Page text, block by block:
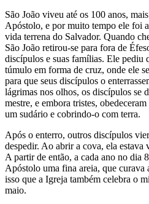
São João viveu até os 100 anos,
Apóstolo, e por muito tempo ele foi
vida terrena do Salvador. Quando
São João retirou-se para fora de
discípulos e suas famílias. Ele pediu
túmulo em forma de cruz, onde ele
para que seus discípulos o
lágrimas nos olhos, os discípulos se
mestre, e embora tristes,
um sudário e cobrindo-o com terra.
Após o enterro, outros discípulos
despedir. Ao abrir a cova, ela estava
A partir de então, a cada ano no dia
Apóstolo uma fina areia, que curava
isso que a Igreja também celebra o
maio.